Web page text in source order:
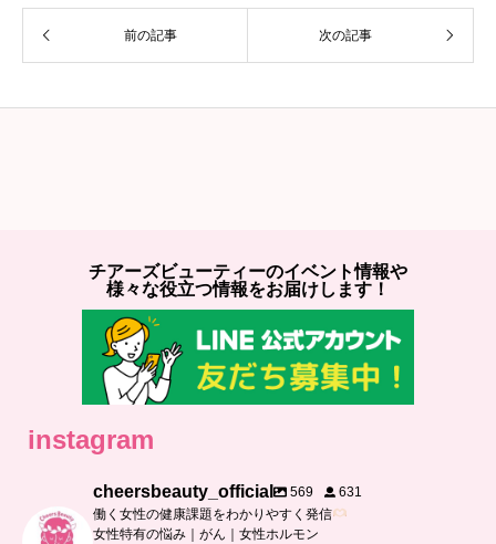
前の記事 次の記事
チアーズビューティーのイベント情報や
様々な役立つ情報をお届けします！
instagram
cheersbeauty_official 569
631
働く女性の健康課題をわかりやすく発信
女性特有の悩み｜がん｜女性ホルモン